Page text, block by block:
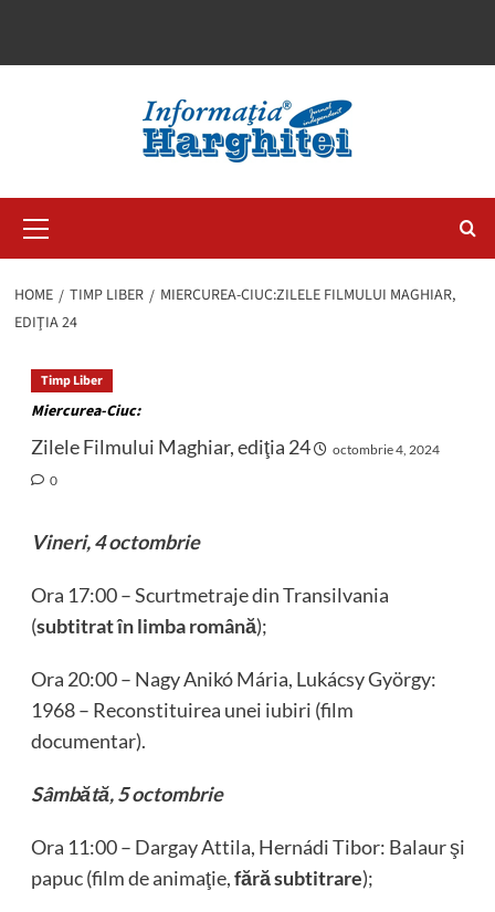
Menu
HOME TIMP LIBER
MIERCUREA-CIUC:ZILELE FILMULUI MAGHIAR,
EDIŢIA 24
Timp Liber
Miercurea-Ciuc:
Zilele Filmului Maghiar, ediţia 24
octombrie 4, 2024
0
Vineri, 4 octombrie
Ora 17:00 – Scurtmetraje din Transilvania
(subtitrat în limba română);
Ora 20:00 – Nagy Anikó Mária, Lukácsy György:
1968 – Reconstituirea unei iubiri (film
documentar).
Sâmbătă, 5 octombrie
Ora 11:00 – Dargay Attila, Hernádi Tibor: Balaur şi
papuc (film de animaţie,fără subtitrare);